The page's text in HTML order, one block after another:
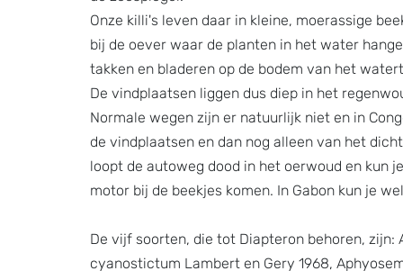
Onze killi's leven daar in kleine, moerassige
bij de oever waar de planten in het water
takken en bladeren op de bodem van het
De vindplaatsen liggen dus diep in het
Normale wegen zijn er natuurlijk niet en in
de vindplaatsen en dan nog alleen van het
loopt de autoweg dood in het oerwoud en kun
motor bij de beekjes komen. In Gabon kun je
De vijf soorten, die tot Diapteron behoren, zijn:
cyanostictum Lambert en Gery 1968,